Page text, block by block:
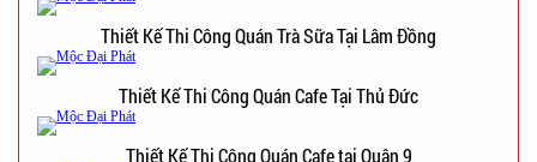
Thiết Kế Thi Công Quán Trà Sữa Tại Lâm Đồng
Thiết Kế Thi Công Quán Cafe Tại Thủ Đức
Thiết Kế Thi Công Quán Cafe tại Quận 9